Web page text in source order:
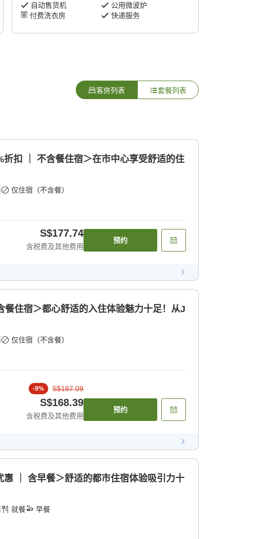
自动售货机
公用微波炉
付费洗衣房
快递服务
客房列表 套餐列表
折扣 ｜ 不含餐住宿＞在市中心享受舒适的住
仅住宿（不含餐）
S$177.74
含税费及其他费用
预约
餐住宿＞都心舒适的入住体验魅力十足！从J
仅住宿（不含餐）
-9% S$187.09
S$168.39
含税费及其他费用
预约
惠 ｜ 含早餐＞舒适的都市住宿体验吸引力十
就餐 早餐